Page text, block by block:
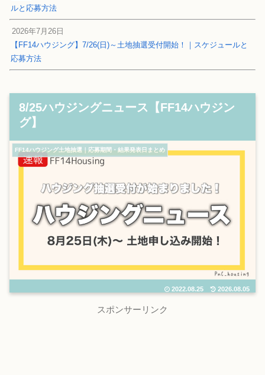
ルと応募方法
2026年7月26日
【FF14ハウジング】7/26(日)～土地抽選受付開始！｜スケジュールと
応募方法
8/25ハウジングニュース【FF14ハウジン
グ】
FF14ハウジング土地抽選｜応募期間・結果発表日まとめ
2022.08.25 2026.08.05
スポンサーリンク